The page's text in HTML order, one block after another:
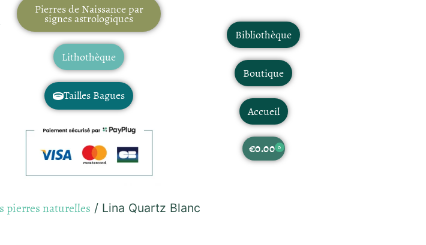
Pierres de Naissance par
signes astrologiques
Lithothèque
Tailles Bagues
Bibliothèque
Boutique
Accueil
€0.00 0
pierres naturelles / Lina Quartz Blanc